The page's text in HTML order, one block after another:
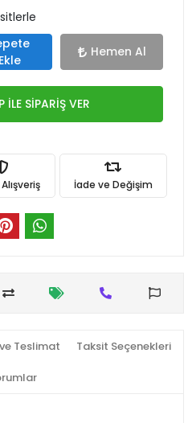
Ekle
Hemen Al
İLE SİPARİŞ VER
İade ve Değişim
Teslimat Taksit Seçenekleri